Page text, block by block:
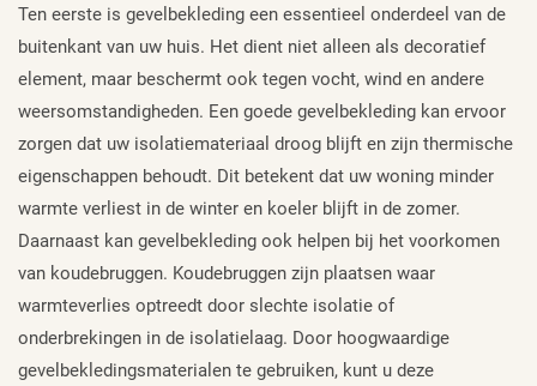
Ten eerste is gevelbekleding een essentieel onderdeel van de
buitenkant van uw huis. Het dient niet alleen als decoratief
element, maar beschermt ook tegen vocht, wind en andere
weersomstandigheden. Een goede gevelbekleding kan ervoor
zorgen dat uw isolatiemateriaal droog blijft en zijn thermische
eigenschappen behoudt. Dit betekent dat uw woning minder
warmte verliest in de winter en koeler blijft in de zomer.
Daarnaast kan gevelbekleding ook helpen bij het voorkomen
van koudebruggen. Koudebruggen zijn plaatsen waar
warmteverlies optreedt door slechte isolatie of
onderbrekingen in de isolatielaag. Door hoogwaardige
gevelbekledingsmaterialen te gebruiken, kunt u deze